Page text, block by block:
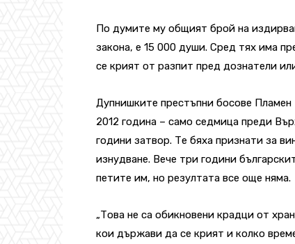
По думите му общият брой на
закона, е 15 000 души. Сред тях има
се крият от разпит пред дознатели
Дупнишките престъпни босове Пламен
2012 година – само седмица преди
години затвор. Те бяха признати за
изнудване. Вече три години
петите им, но резултата все още няма.
„Това не са обикновени крадци от
кои държави да се крият и колко